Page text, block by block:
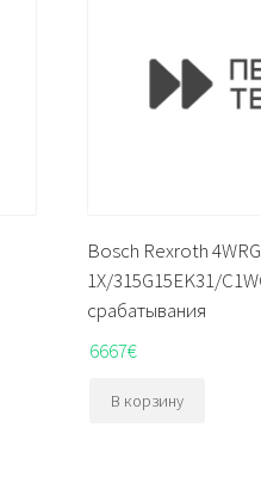
Bosch Rexroth
1X/315G15EK31/
срабатывания
6667€
В корзину